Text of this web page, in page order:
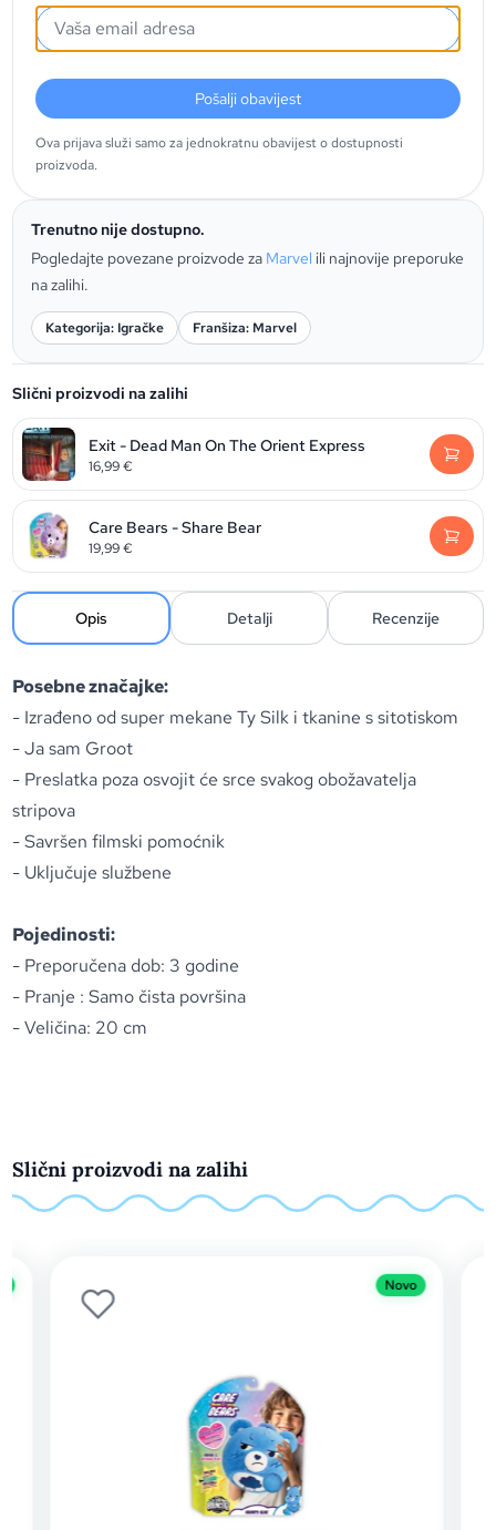
Pošalji obavijest
Ova prijava služi samo za jednokratnu obavijest o dostupnosti
proizvoda.
Trenutno nije dostupno.
Pogledajte povezane proizvode za Marvel ili najnovije preporuke
na zalihi.
Kategorija: Igračke Franšiza: Marvel
Slični proizvodi na zalihi
Exit - Dead Man On The Orient Express
16,99€
Care Bears - Share Bear
19,99€
Opis Detalji Recenzije
Posebne značajke:
- Izrađeno od super mekane Ty Silk i tkanine s sitotiskom
- Ja sam Groot
- Preslatka poza osvojit će srce svakog obožavatelja
stripova
- Savršen filmski pomoćnik
- Uključuje službene
Pojedinosti:
- Preporučena dob: 3 godine
- Pranje : Samo čista površina
- Veličina: 20 cm
Slični proizvodi na zalihi
Novo